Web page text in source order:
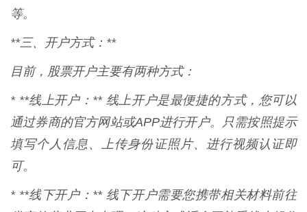
等。
**三、开户方式：**
目前，股票开户主要有两种方式：
* **线上开户：** 线上开户是最便捷的方式，您可以
通过券商的官方网站或APP进行开户。只需按照提示
填写个人信息、上传身份证照片、进行视频认证即
可。
* **线下开户：** 线下开户需要您携带相关材料前往